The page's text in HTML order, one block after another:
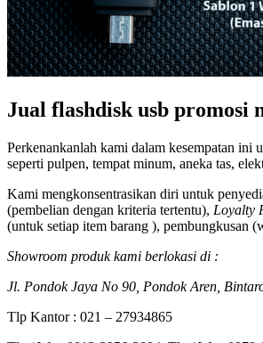
Jual flashdisk usb
Perkenankanlah kami dalam kesempatan
seperti pulpen, tempat minum, aneka tas,
Kami mengkonsentrasikan diri untuk
(pembelian dengan kriteria tertentu), Loyalty
(untuk setiap item barang ), pembungkusan
Showroom produk kami berlokasi di :
Jl. Pondok Jaya No 90, Pondok Aren,
Tlp Kantor : 021 – 27934865